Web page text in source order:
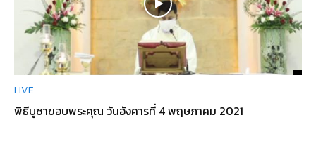
LIVE
พิธีบูชาขอบพระคุณ วันอังคารที่ 4 พฤษภาคม 2021